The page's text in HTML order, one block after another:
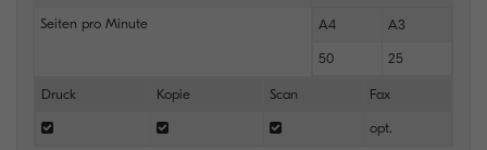
Seiten pro Minute A4 A3
50 25
Druck Kopie Scan Fax
opt.